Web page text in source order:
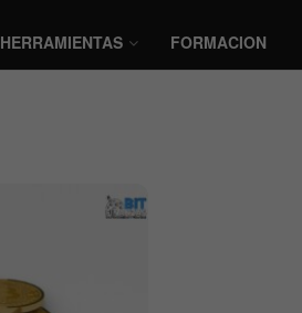
HERRAMIENTAS FORMACION